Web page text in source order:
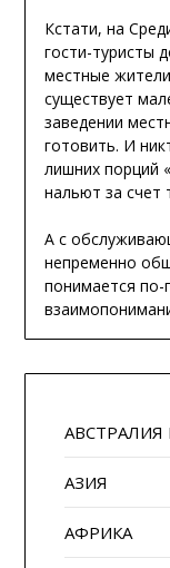
Кстати, на
гости-туристы
местные
существует
заведении
готовить. И
лишних порций
нальют за счет
А с
непременно
понимается по-
АВСТРАЛИЯ
АЗИЯ
АФРИКА